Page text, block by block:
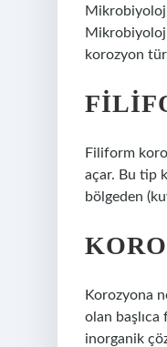
korozyon
Filiform
açar. Bu tip
bölgeden
Korozyona
olan başlıca
inorganik